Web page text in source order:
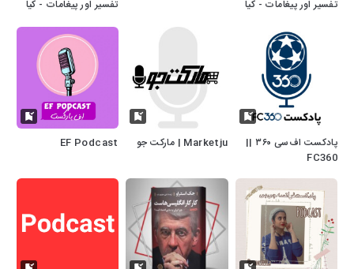
تفسیر اور پیغامات - کیا
اُٹھائے جانے اور ہزارسالہ
بادشاہی کا دَور آرہا ہے؟
تفسیر اور پیغامات - کیا
اُٹھائے جانے اور ہزارسالہ
بادشاہی کا دَور آرہا ہے؟
پادکست اف‌سی ۳۶۰ ||
FC360
Marketju | مارکت جو EF Podcast